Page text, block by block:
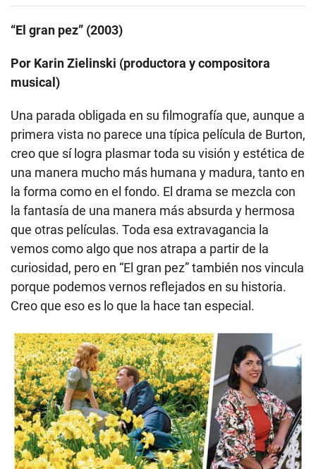
“El gran pez” (2003)
Por Karin Zielinski (productora y compositora
musical)
Una parada obligada en su filmografía que, aunque a
primera vista no parece una típica película de Burton,
creo que sí logra plasmar toda su visión y estética de
una manera mucho más humana y madura, tanto en
la forma como en el fondo. El drama se mezcla con
la fantasía de una manera más absurda y hermosa
que otras películas. Toda esa extravagancia la
vemos como algo que nos atrapa a partir de la
curiosidad, pero en “El gran pez” también nos vincula
porque podemos vernos reflejados en su historia.
Creo que eso es lo que la hace tan especial.